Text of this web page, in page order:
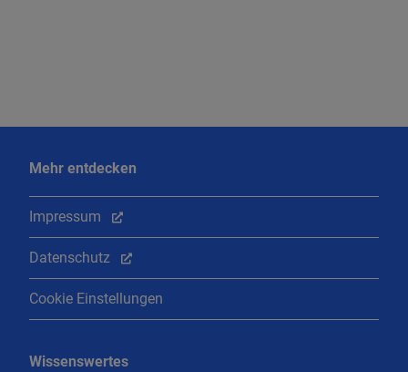
Mehr entdecken
Impressum
Datenschutz
Cookie Einstellungen
Wissenswertes